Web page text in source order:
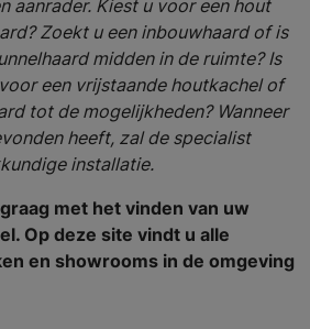
aanrader. Kiest u voor een hout
Zoekt u een inbouwhaard of is
midden in de ruimte? Is
een vrijstaande houtkachel of
tot de mogelijkheden? Wanneer
heeft, zal de specialist
installatie.
met het vinden van uw
Op deze site vindt u alle
en showrooms in de omgeving